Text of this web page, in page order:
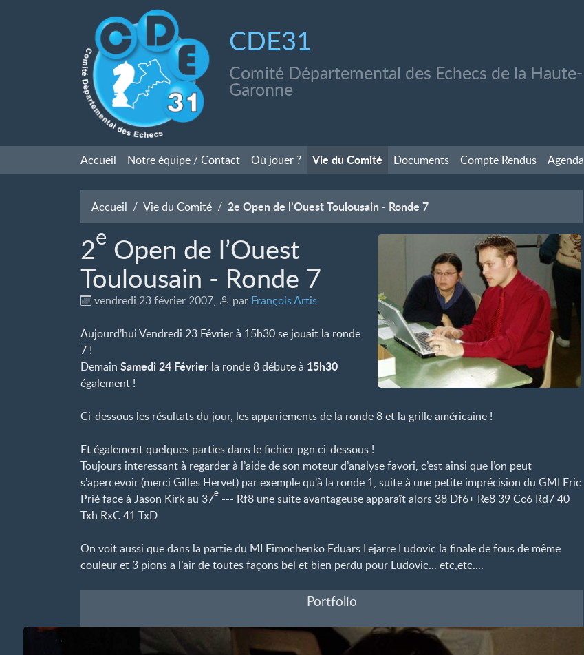
CDE31
Comité Départemental des Echecs de la Haute-
Garonne
Accueil Notre équipe / Contact Où jouer ? Vie du Comité Documents Compte Rendus Agenda
Accueil Vie du Comité 2e Open de l’Ouest Toulousain - Ronde 7
2e Open de l’Ouest
Toulousain - Ronde 7
vendredi 23 février 2007, par François Artis
Aujourd’hui Vendredi 23 Février à 15h30 se jouait la ronde
7 !
Demain Samedi 24 Février la ronde 8 débute à 15h30
également !
Ci-dessous les résultats du jour, les appariements de la ronde 8 et la grille américaine !
Et également quelques parties dans le fichier pgn ci-dessous !
Toujours interessant à regarder à l’aide de son moteur d’analyse favori, c’est ainsi que l’on peut
s’apercevoir (merci Gilles Hervet) par exemple qu’à la ronde 1, suite à une petite imprécision du GMI Eric
Prié face à Jason Kirk au 37e --- Rf8 une suite avantageuse apparaît alors 38 Df6+ Re8 39 Cc6 Rd7 40
Txh RxC 41 TxD
On voit aussi que dans la partie du MI Fimochenko Eduars Lejarre Ludovic la finale de fous de même
couleur et 3 pions a l’air de toutes façons bel et bien perdu pour Ludovic... etc,etc....
Portfolio